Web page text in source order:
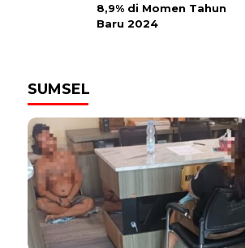
8,9% di Momen Tahun
Baru 2024
SUMSEL